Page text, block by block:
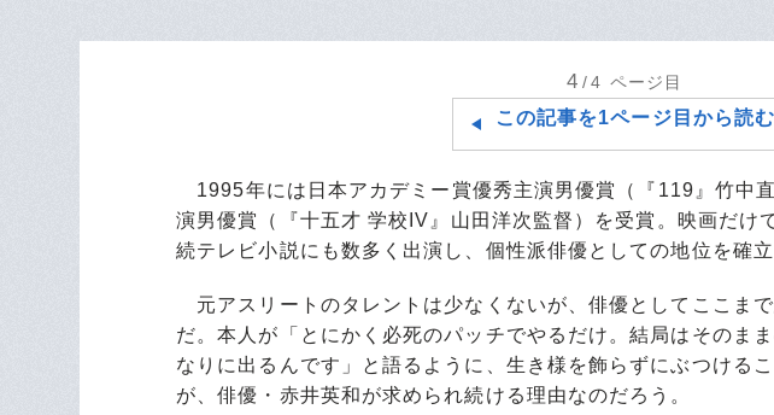
4 /4 ページ目
この記事を1ページ目から読む
1995年には日本アカデミー賞優秀主演男優賞（『119』竹中
演男優賞（『十五才 学校IV』山田洋次監督）を受賞。映画だけ
続テレビ小説にも数多く出演し、個性派俳優としての地位を確立
元アスリートのタレントは少なくないが、俳優としてここま
だ。本人が「とにかく必死のパッチでやるだけ。結局はそのま
なりに出るんです」と語るように、生き様を飾らずにぶつける
が、俳優・赤井英和が求められ続ける理由なのだろう。